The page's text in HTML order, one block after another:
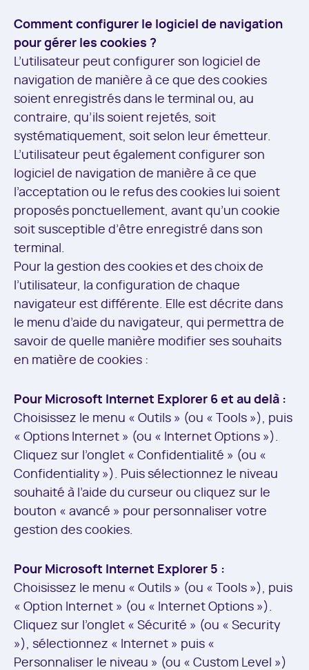
Comment configurer le logiciel de navigation
pour gérer les cookies ?
L’utilisateur peut configurer son logiciel de
navigation de manière à ce que des cookies
soient enregistrés dans le terminal ou, au
contraire, qu’ils soient rejetés, soit
systématiquement, soit selon leur émetteur.
L’utilisateur peut également configurer son
logiciel de navigation de manière à ce que
l’acceptation ou le refus des cookies lui soient
proposés ponctuellement, avant qu’un cookie
soit susceptible d’être enregistré dans son
terminal.
Pour la gestion des cookies et des choix de
l’utilisateur, la configuration de chaque
navigateur est différente. Elle est décrite dans
le menu d’aide du navigateur, qui permettra de
savoir de quelle manière modifier ses souhaits
en matière de cookies :
Pour Microsoft Internet Explorer 6 et au delà :
Choisissez le menu « Outils » (ou « Tools »), puis
« Options Internet » (ou « Internet Options »).
Cliquez sur l’onglet « Confidentialité » (ou «
Confidentiality »). Puis sélectionnez le niveau
souhaité à l’aide du curseur ou cliquez sur le
bouton « avancé » pour personnaliser votre
gestion des cookies.
Pour Microsoft Internet Explorer 5 :
Choisissez le menu « Outils » (ou « Tools »), puis
« Option Internet » (ou « Internet Options »).
Cliquez sur l’onglet « Sécurité » (ou « Security
»), sélectionnez « Internet » puis «
Personnaliser le niveau » (ou « Custom Level »)